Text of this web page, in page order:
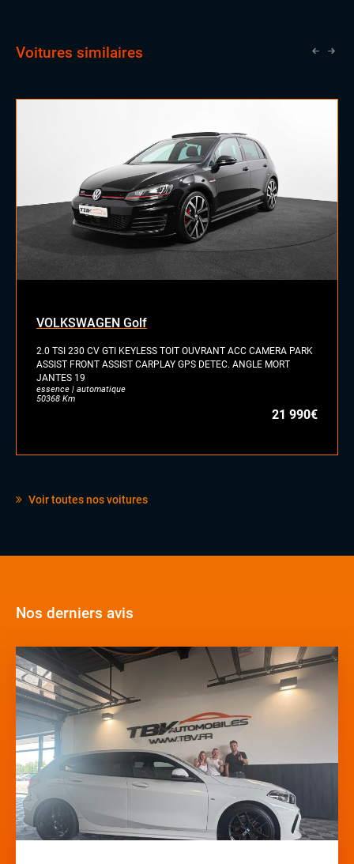
Voitures similaires
VOLKSWAGEN Golf
2.0 TSI 230 CV GTI KEYLESS TOIT OUVRANT ACC CAMERA PARK
ASSIST FRONT ASSIST CARPLAY GPS DETEC. ANGLE MORT
JANTES 19
essence | automatique
50368 Km
21 990€
Voir toutes nos voitures
Nos derniers avis